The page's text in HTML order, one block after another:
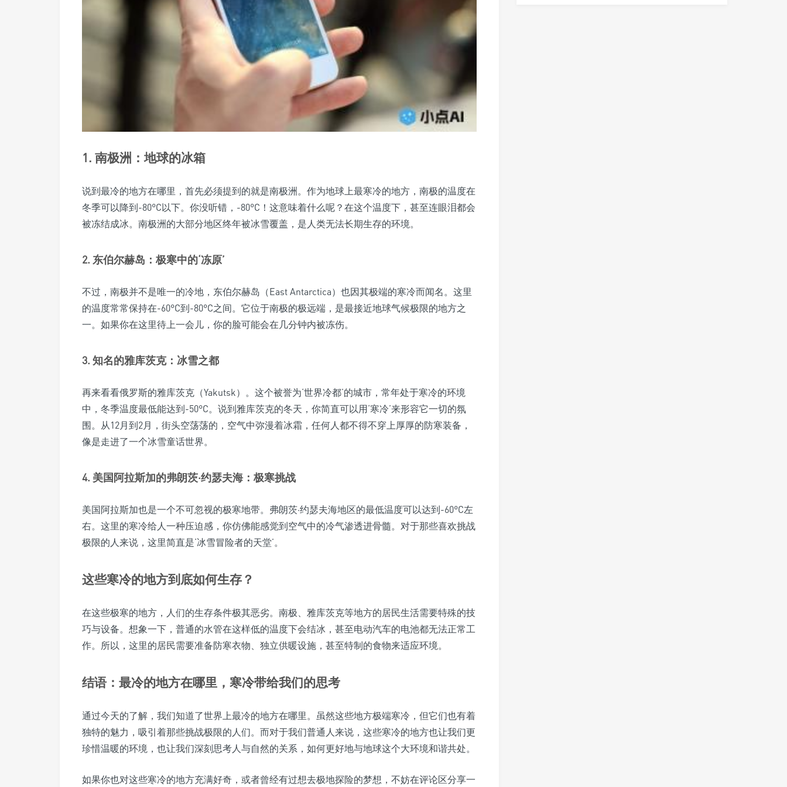
1. 南极洲：地球的冰箱
说到最冷的地方在哪里，首先必须提到的就是南极洲。作为地球上最寒冷的地方，南极的温度在
冬季可以降到-80°C以下。你没听错，-80°C！这意味着什么呢？在这个温度下，甚至连眼泪都会
被冻结成冰。南极洲的大部分地区终年被冰雪覆盖，是人类无法长期生存的环境。
2. 东伯尔赫岛：极寒中的‘冻原’
不过，南极并不是唯一的冷地，东伯尔赫岛（East Antarctica）也因其极端的寒冷而闻名。这里
的温度常常保持在-60°C到-80°C之间。它位于南极的极远端，是最接近地球气候极限的地方之
一。如果你在这里待上一会儿，你的脸可能会在几分钟内被冻伤。
3. 知名的雅库茨克：冰雪之都
再来看看俄罗斯的雅库茨克（Yakutsk）。这个被誉为‘世界冷都’的城市，常年处于寒冷的环境
中，冬季温度最低能达到-50°C。说到雅库茨克的冬天，你简直可以用‘寒冷’来形容它一切的氛
围。从12月到2月，街头空荡荡的，空气中弥漫着冰霜，任何人都不得不穿上厚厚的防寒装备，
像是走进了一个冰雪童话世界。
4. 美国阿拉斯加的弗朗茨·约瑟夫海：极寒挑战
美国阿拉斯加也是一个不可忽视的极寒地带。弗朗茨·约瑟夫海地区的最低温度可以达到-60°C左
右。这里的寒冷给人一种压迫感，你仿佛能感觉到空气中的冷气渗透进骨髓。对于那些喜欢挑战
极限的人来说，这里简直是‘冰雪冒险者的天堂’。
这些寒冷的地方到底如何生存？
在这些极寒的地方，人们的生存条件极其恶劣。南极、雅库茨克等地方的居民生活需要特殊的技
巧与设备。想象一下，普通的水管在这样低的温度下会结冰，甚至电动汽车的电池都无法正常工
作。所以，这里的居民需要准备防寒衣物、独立供暖设施，甚至特制的食物来适应环境。
结语：最冷的地方在哪里，寒冷带给我们的思考
通过今天的了解，我们知道了世界上最冷的地方在哪里。虽然这些地方极端寒冷，但它们也有着
独特的魅力，吸引着那些挑战极限的人们。而对于我们普通人来说，这些寒冷的地方也让我们更
珍惜温暖的环境，也让我们深刻思考人与自然的关系，如何更好地与地球这个大环境和谐共处。
如果你也对这些寒冷的地方充满好奇，或者曾经有过想去极地探险的梦想，不妨在评论区分享一